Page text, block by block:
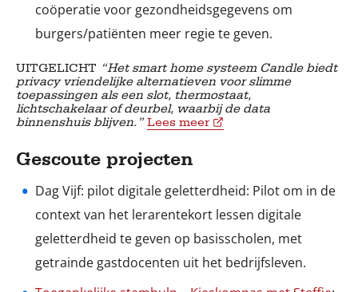
coöperatie voor gezondheidsgegevens om
burgers/patiënten meer regie te geven.
UITGELICHT “Het smart home systeem Candle biedt
privacy vriendelijke alternatieven voor slimme
toepassingen als een slot, thermostaat,
lichtschakelaar of deurbel, waarbij de data
binnenshuis blijven.”Lees meer
Gescoute projecten
Dag Vijf: pilot digitale geletterdheid: Pilot om in de
context van het lerarentekort lessen digitale
geletterdheid te geven op basisscholen, met
getrainde gastdocenten uit het bedrijfsleven.